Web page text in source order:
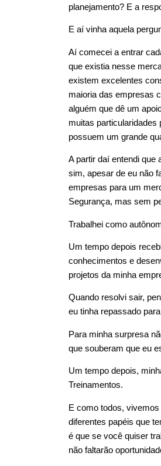
planejamento? E a
E aí vinha aquela
Aí comecei a entrar
que existia nesse
existem excelentes
maioria das empresas
alguém que dê um
muitas particularidades
possuem um grande
A partir daí entendi que
sim, apesar de eu não
empresas para um
Segurança, mas sem
Trabalhei como
Um tempo depois
conhecimentos e
projetos da minha
Quando resolvi sair,
eu tinha repassado
Para minha surpresa
que souberam que eu
Um tempo depois,
Treinamentos.
E como todos,
diferentes papéis que
é que se você quiser
não faltarão